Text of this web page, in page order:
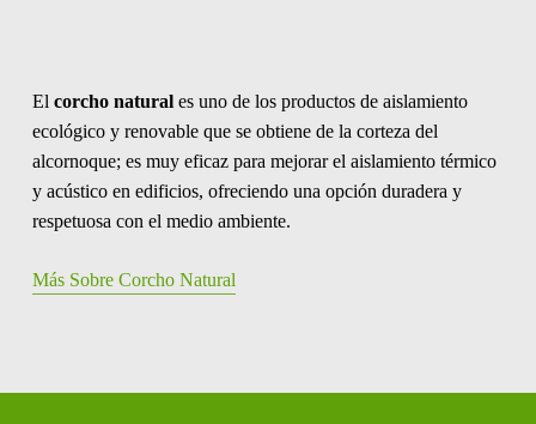
El corcho naturales uno de los productos de aislamiento
ecológico y renovable que se obtiene de la corteza del
alcornoque; es muy eficaz para mejorar el aislamiento térmico
y acústico en edificios, ofreciendo una opción duradera y
respetuosa con el medio ambiente.
Más Sobre Corcho Natural